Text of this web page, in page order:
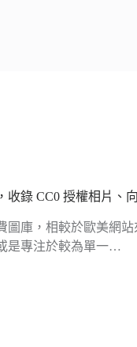
收錄 CC0 授權相片、
圖庫，相較於歐美網
是專注於較為單一…